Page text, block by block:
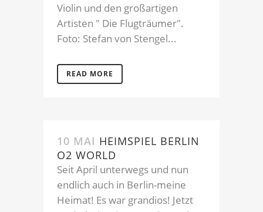
Violin und den großartigen
Artisten " Die Flugträumer".
Foto: Stefan von Stengel...
READ MORE
10 MAI HEIMSPIEL BERLIN
O2 WORLD
Seit April unterwegs und nun
endlich auch in Berlin-meine
Heimat! Es war grandios! Jetzt